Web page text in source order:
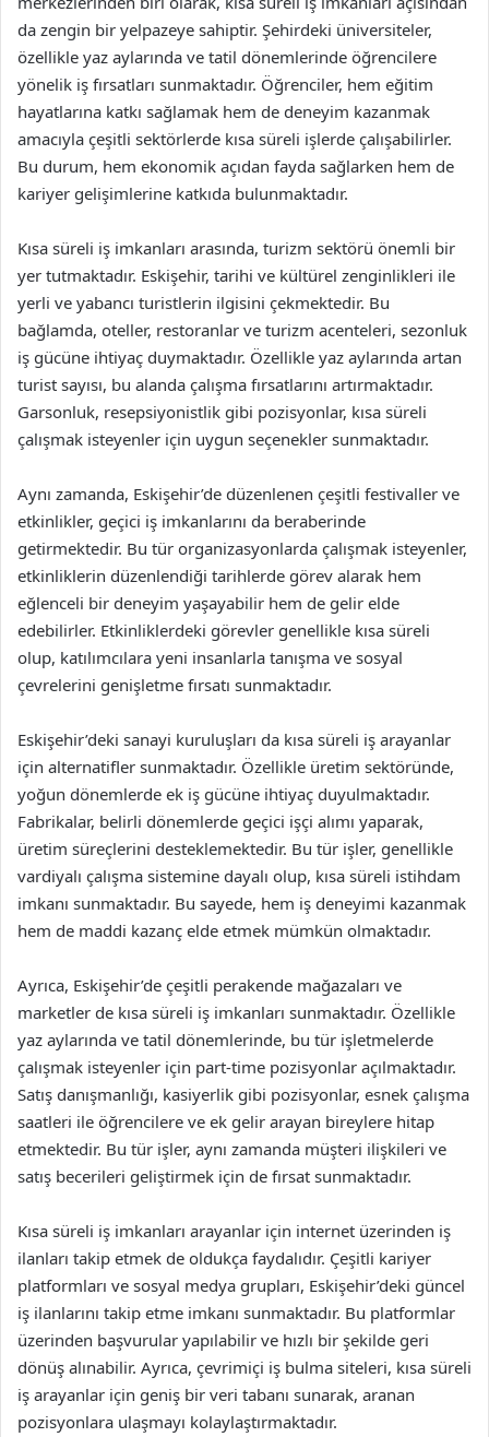
da zengin bir yelpazeye sahiptir. Şehirdeki üniversiteler,
özellikle yaz aylarında ve tatil dönemlerinde öğrencilere
yönelik iş fırsatları sunmaktadır. Öğrenciler, hem eğitim
hayatlarına katkı sağlamak hem de deneyim kazanmak
amacıyla çeşitli sektörlerde kısa süreli işlerde çalışabilirler.
Bu durum, hem ekonomik açıdan fayda sağlarken hem de
kariyer gelişimlerine katkıda bulunmaktadır.
Kısa süreli iş imkanları arasında, turizm sektörü önemli bir
yer tutmaktadır. Eskişehir, tarihi ve kültürel zenginlikleri ile
yerli ve yabancı turistlerin ilgisini çekmektedir. Bu
bağlamda, oteller, restoranlar ve turizm acenteleri, sezonluk
iş gücüne ihtiyaç duymaktadır. Özellikle yaz aylarında artan
turist sayısı, bu alanda çalışma fırsatlarını artırmaktadır.
Garsonluk, resepsiyonistlik gibi pozisyonlar, kısa süreli
çalışmak isteyenler için uygun seçenekler sunmaktadır.
Aynı zamanda, Eskişehir’de düzenlenen çeşitli festivaller ve
etkinlikler, geçici iş imkanlarını da beraberinde
getirmektedir. Bu tür organizasyonlarda çalışmak isteyenler,
etkinliklerin düzenlendiği tarihlerde görev alarak hem
eğlenceli bir deneyim yaşayabilir hem de gelir elde
edebilirler. Etkinliklerdeki görevler genellikle kısa süreli
olup, katılımcılara yeni insanlarla tanışma ve sosyal
çevrelerini genişletme fırsatı sunmaktadır.
Eskişehir’deki sanayi kuruluşları da kısa süreli iş arayanlar
için alternatifler sunmaktadır. Özellikle üretim sektöründe,
yoğun dönemlerde ek iş gücüne ihtiyaç duyulmaktadır.
Fabrikalar, belirli dönemlerde geçici işçi alımı yaparak,
üretim süreçlerini desteklemektedir. Bu tür işler, genellikle
vardiyalı çalışma sistemine dayalı olup, kısa süreli istihdam
imkanı sunmaktadır. Bu sayede, hem iş deneyimi kazanmak
hem de maddi kazanç elde etmek mümkün olmaktadır.
Ayrıca, Eskişehir’de çeşitli perakende mağazaları ve
marketler de kısa süreli iş imkanları sunmaktadır. Özellikle
yaz aylarında ve tatil dönemlerinde, bu tür işletmelerde
çalışmak isteyenler için part-time pozisyonlar açılmaktadır.
Satış danışmanlığı, kasiyerlik gibi pozisyonlar, esnek çalışma
saatleri ile öğrencilere ve ek gelir arayan bireylere hitap
etmektedir. Bu tür işler, aynı zamanda müşteri ilişkileri ve
satış becerileri geliştirmek için de fırsat sunmaktadır.
Kısa süreli iş imkanları arayanlar için internet üzerinden iş
ilanları takip etmek de oldukça faydalıdır. Çeşitli kariyer
platformları ve sosyal medya grupları, Eskişehir’deki güncel
iş ilanlarını takip etme imkanı sunmaktadır. Bu platformlar
üzerinden başvurular yapılabilir ve hızlı bir şekilde geri
dönüş alınabilir. Ayrıca, çevrimiçi iş bulma siteleri, kısa süreli
iş arayanlar için geniş bir veri tabanı sunarak, aranan
pozisyonlara ulaşmayı kolaylaştırmaktadır.